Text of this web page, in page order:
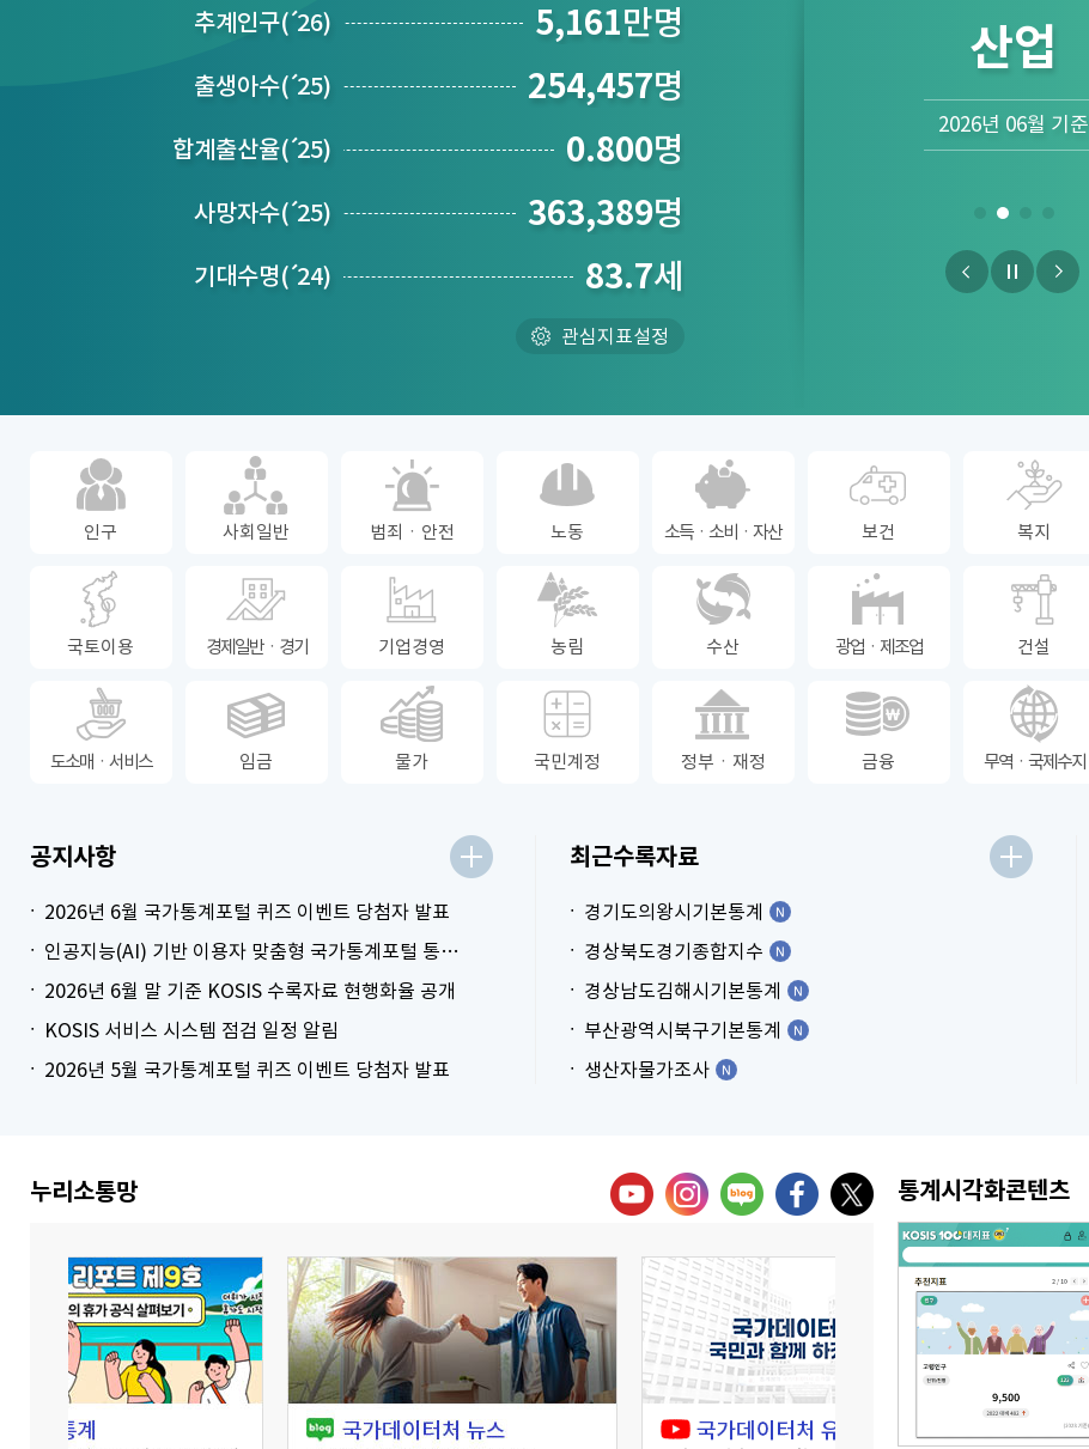
추계인구(´26) 5,161만명
출생아수(´25) 254,457명
합계출산율(´25) 0.800명
사망자수(´25) 363,389명
기대수명(´24) 83.7세
관심지표설정
산업
2026년 06월 기준
인구 사회일반 범죄ㆍ안전 노동 소득ㆍ소비ㆍ자산 보건 복지
국토이용 경제일반ㆍ경기 기업경영 농림 수산 광업ㆍ제조업 건설
도소매ㆍ서비스 임금 물가 국민계정 정부ㆍ재정 금융 무역ㆍ국제수지
공지사항
2026년 6월 국가통계포털 퀴즈 이벤트 당첨자 발표
인공지능(AI) 기반 이용자 맞춤형 국가통계포털 통계표 생성 시범 서비스 안내
2026년 6월 말 기준 KOSIS 수록자료 현행화율 공개
KOSIS 서비스 시스템 점검 일정 알림
2026년 5월 국가통계포털 퀴즈 이벤트 당첨자 발표
최근수록자료
경기도의왕시기본통계
경상북도경기종합지수
경상남도김해시기본통계
부산광역시북구기본통계
생산자물가조사
통계시각화콘텐츠
누리소통망